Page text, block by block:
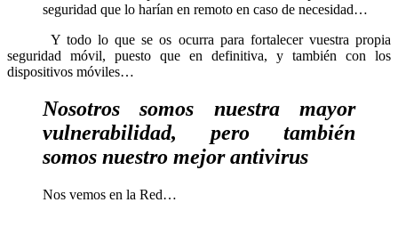
seguridad que lo harían en remoto en caso de necesidad…
Y todo lo que se os ocurra para fortalecer vuestra propia
seguridad móvil, puesto que en definitiva, y también con los
dispositivos móviles…
Nosotros somos nuestra mayor
vulnerabilidad, pero también
somos nuestro mejor antivirus
Nos vemos en la Red…